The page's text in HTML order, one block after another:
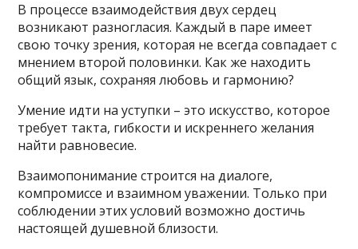
В процессе взаимодействия двух сердец
возникают разногласия. Каждый в паре имеет
свою точку зрения, которая не всегда совпадает с
мнением второй половинки. Как же находить
общий язык, сохраняя любовь и гармонию?
Умение идти на уступки – это искусство, которое
требует такта, гибкости и искреннего желания
найти равновесие.
Взаимопонимание строится на диалоге,
компромиссе и взаимном уважении. Только при
соблюдении этих условий возможно достичь
настоящей душевной близости.